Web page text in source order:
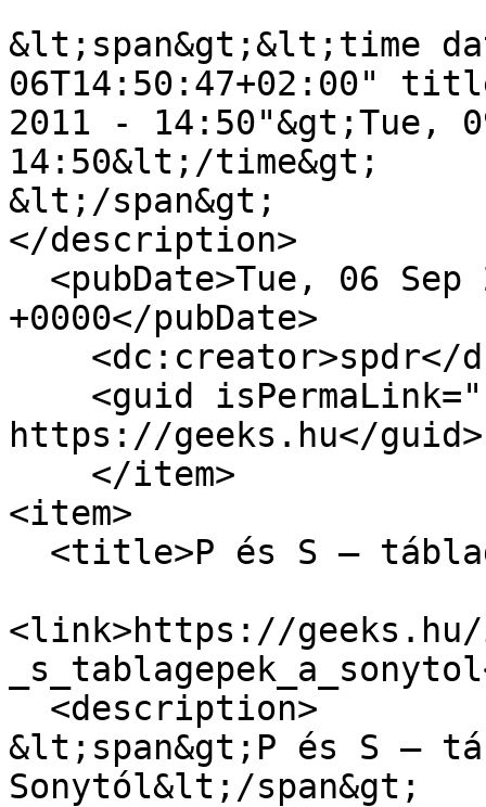
&lt;span&gt;&lt;time
06T14:50:47+02:00"
2011 - 14:50"&gt;Tue,
14:50&lt;/time&gt;
&lt;/span&gt;
</description>
+0000</pubDate>
https://geeks.hu</guid>
<item>
<link>https://geeks.hu/
&lt;span&gt;P és S –
Sonytól&lt;/span&gt;